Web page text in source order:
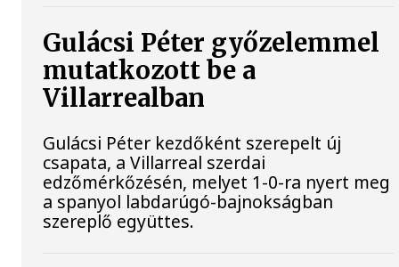
Gulácsi Péter győzelemmel
mutatkozott be a
Villarrealban
Gulácsi Péter kezdőként szerepelt új
csapata, a Villarreal szerdai
edzőmérkőzésén, melyet 1-0-ra nyert meg
a spanyol labdarúgó-bajnokságban
szereplő együttes.